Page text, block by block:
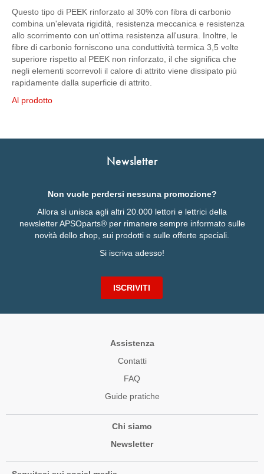
Questo tipo di PEEK rinforzato al 30% con fibra di carbonio
combina un'elevata rigidità, resistenza meccanica e resistenza
allo scorrimento con un'ottima resistenza all'usura. Inoltre, le
fibre di carbonio forniscono una conduttività termica 3,5 volte
superiore rispetto al PEEK non rinforzato, il che significa che
negli elementi scorrevoli il calore di attrito viene dissipato più
rapidamente dalla superficie di attrito.
Al prodotto
Newsletter
Non vuole perdersi nessuna promozione?
Allora si unisca agli altri 20.000 lettori e lettrici della
newsletter APSOparts® per rimanere sempre informato sulle
novità dello shop, sui prodotti e sulle offerte speciali.
Si iscriva adesso!
ISCRIVITI
Assistenza
Contatti
FAQ
Guide pratiche
Chi siamo
Newsletter